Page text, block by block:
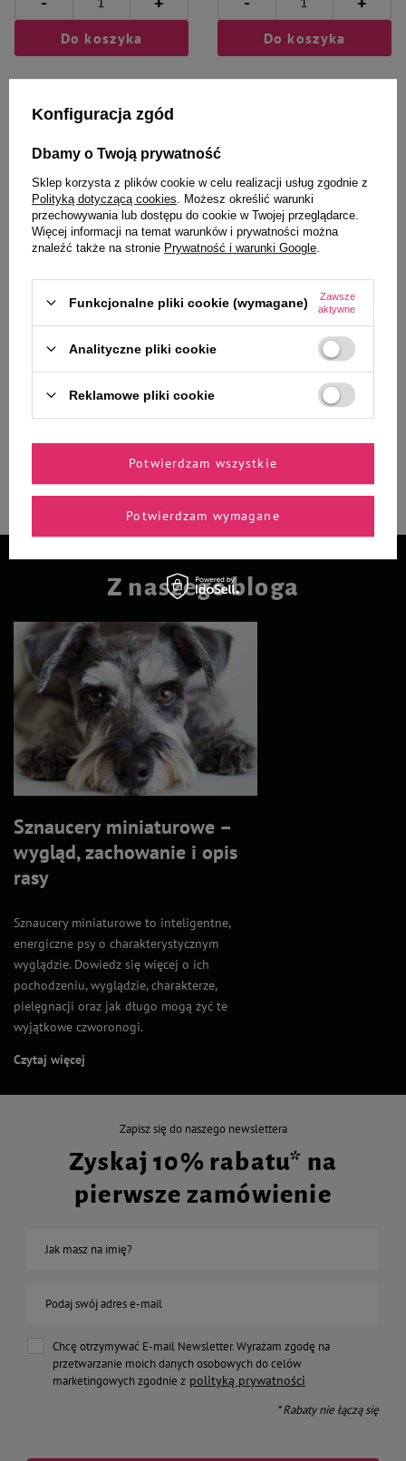
Do koszyka Do koszyka
Zaufane i polecane przez
naszych ekspertów
Trixie Light & Strong Piłka ze
19,99 zł
- +
Do koszyka
Cooper & Pals Świąteczna
zabawka gryzak dla psa Mikołaj
13,49 zł
- +
Do koszyka
Z naszego bloga
Sznaucery miniaturowe –
wygląd, zachowanie i opis
rasy
Sznaucery miniaturowe to inteligentne,
energiczne psy o charakterystycznym
wyglądzie. Dowiedz się więcej o ich
pochodzeniu, wyglądzie, charakterze,
pielęgnacji oraz jak długo mogą żyć te
wyjątkowe czworonogi.
Czytaj więcej
Zapisz się do naszego newslettera
Zyskaj 10% rabatu* na
pierwsze zamówienie
Jak masz na imię?
Podaj swój adres e-mail
Chcę otrzymywać E-mail Newsletter. Wyrażam zgodę na
przetwarzanie moich danych osobowych do celów
marketingowych zgodnie z polityką prywatności
* Rabaty nie łączą się
Konfiguracja zgód
Dbamy o Twoją prywatność
Sklep korzysta z plików cookie w celu realizacji usług zgodnie z
Polityką dotyczącą cookies . Możesz określić warunki
przechowywania lub dostępu do cookie w Twojej przeglądarce.
Więcej informacji na temat warunków i prywatności można
znaleźć także na stronie Prywatność i warunki Google
Funkcjonalne pliki cookie (wymagane)
Zawsze
aktywne
Analityczne pliki cookie
Reklamowe pliki cookie
Potwierdzam wymagane
Potwierdzam wszystkie